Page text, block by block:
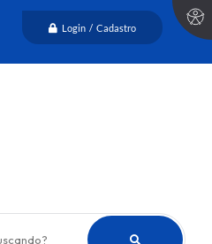
Login / Cadastro